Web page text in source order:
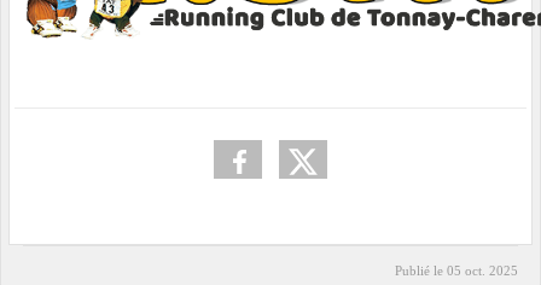
Publié le 05 oct. 2025